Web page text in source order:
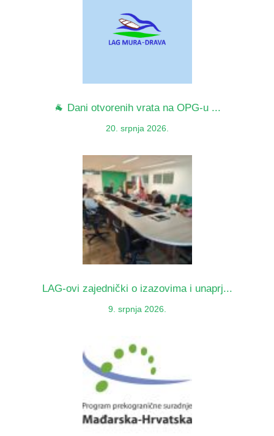
🐐 Dani otvorenih vrata na OPG-u ...
20. srpnja 2026.
LAG-ovi zajednički o izazovima i unaprj...
9. srpnja 2026.